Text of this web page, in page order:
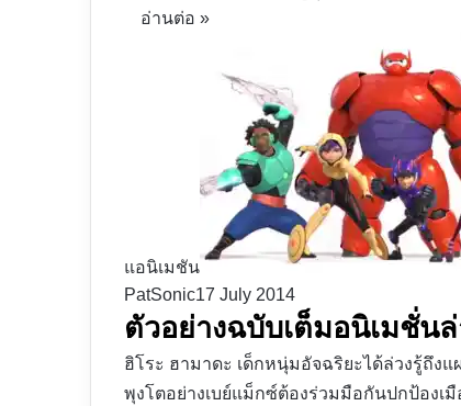
อ่านต่อ »
แอนิเมชัน
PatSonic17 July 2014
ตัวอย่างฉบับเต็มอนิเมชั่น
ฮิโระ ฮามาดะ เด็กหนุ่มอัจฉริยะได้ล่วงรู้ถึง
พุงโตอย่างเบย์แม็กซ์ต้องร่วมมือกันปกป้องเมื